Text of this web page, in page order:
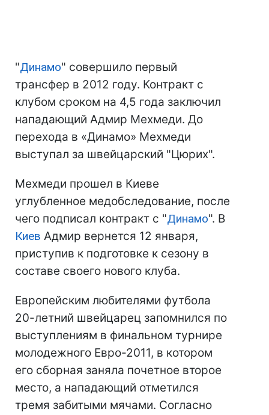
"Динамо" совершило первый
трансфер в 2012 году. Контракт с
клубом сроком на 4,5 года заключил
нападающий Адмир Мехмеди. До
перехода в «Динамо» Мехмеди
выступал за швейцарский "Цюрих".
Мехмеди прошел в Киеве
углубленное медобследование, после
чего подписал контракт с "Динамо". В
Киев Адмир вернется 12 января,
приступив к подготовке к сезону в
составе своего нового клуба.
Европейским любителями футбола
20-летний швейцарец запомнился по
выступлениям в финальном турнире
молодежного Евро-2011, в котором
его сборная заняла почетное второе
место, а нападающий отметился
тремя забитыми мячами. Согласно